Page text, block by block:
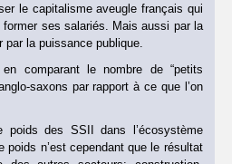
le capitalisme aveugle français qui
former ses salariés. Mais aussi par la
la puissance publique.
comparant le nombre de “petits
saxons par rapport à ce que l’on
poids des SSII dans l’écosystème
poids n’est cependant que le résultat